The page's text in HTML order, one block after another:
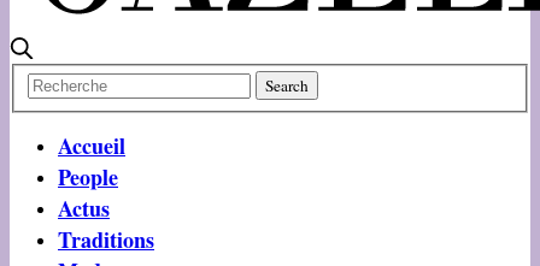
Accueil
People
Actus
Traditions